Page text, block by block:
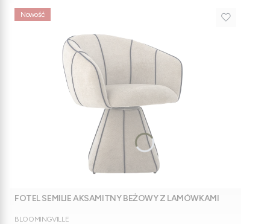
Nowość
FOTEL SEMILIE AKSAMITNY BEŻOWY Z LAMÓWKAMI
PRODUCENT
BLOOMINGVILLE